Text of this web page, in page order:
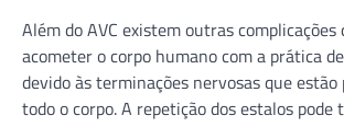
Além do AVC existem outras complicações
acometer o corpo humano com a prática
devido às terminações nervosas que
todo o corpo. A repetição dos estalos pode